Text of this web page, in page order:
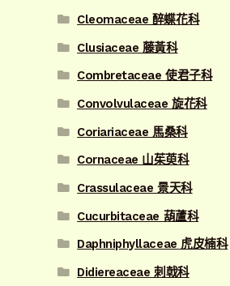
Cleomaceae 醉蝶花科
Clusiaceae 藤黃科
Combretaceae 使君子科
Convolvulaceae 旋花科
Coriariaceae 馬桑科
Cornaceae 山茱萸科
Crassulaceae 景天科
Cucurbitaceae 葫蘆科
Daphniphyllaceae 虎皮楠科
Didiereaceae 刺戟科